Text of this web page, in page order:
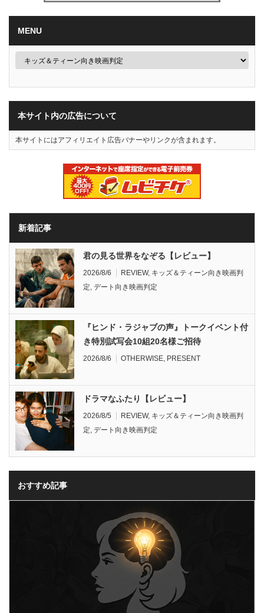
MENU
本サイト内の広告について
本サイトにはアフィリエイト広告バナーやリンクが含まれます。
新着記事
君の見る世界をなぞる【レビュー】
2026/8/6 REVIEW, キッズ＆ティーン向き映画判
定, デート向き映画判定
『ヒンド・ラジャブの声』トークイベント付
き特別試写会10組20名様ご招待
2026/8/6 OTHERWISE, PRESENT
ドラマなふたり【レビュー】
2026/8/5 REVIEW, キッズ＆ティーン向き映画判
定, デート向き映画判定
おすすめ記事